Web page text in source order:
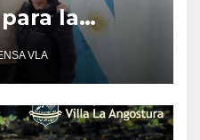
la
de
VLA